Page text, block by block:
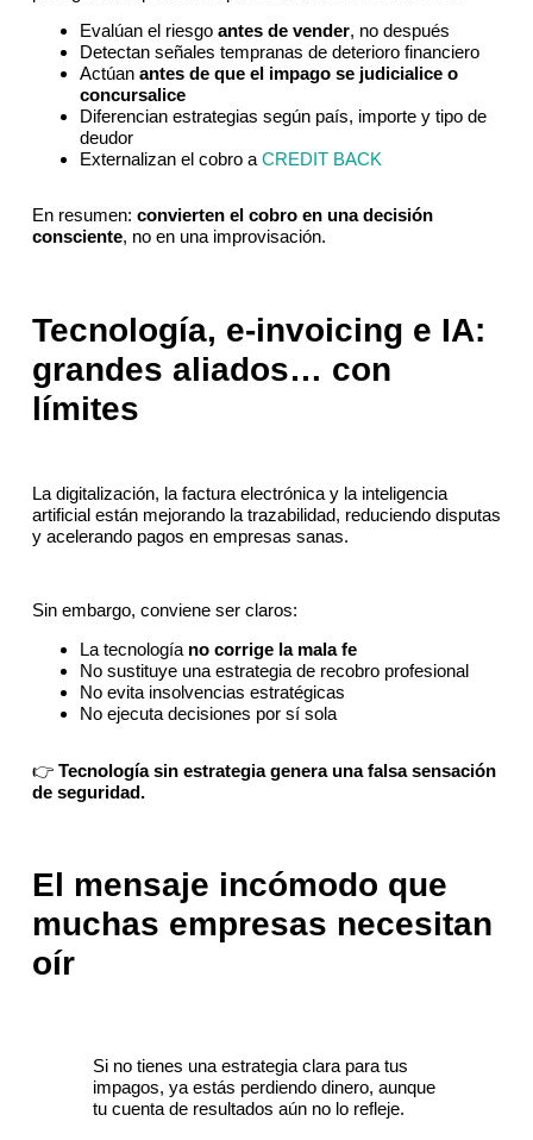
Evalúan el riesgo antes de vender, no después
Detectan señales tempranas de deterioro financiero
Actúan antes de que el impago se judicialice o
concursalice
Diferencian estrategias según país, importe y tipo de
deudor
Externalizan el cobro aCREDIT BACK
En resumen: convierten el cobro en una decisión
consciente, no en una improvisación.
Tecnología, e-invoicing e IA:
grandes aliados… con
límites
La digitalización, la factura electrónica y la inteligencia
artificial están mejorando la trazabilidad, reduciendo disputas
y acelerando pagos en empresas sanas.
Sin embargo, conviene ser claros:
La tecnología no corrige la mala fe
No sustituye una estrategia de recobro profesional
No evita insolvencias estratégicas
No ejecuta decisiones por sí sola
👉 Tecnología sin estrategia genera una falsa sensación
de seguridad.
El mensaje incómodo que
muchas empresas necesitan
oír
Si no tienes una estrategia clara para tus
impagos, ya estás perdiendo dinero, aunque
tu cuenta de resultados aún no lo refleje.